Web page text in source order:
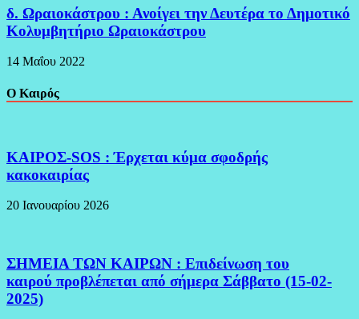
δ. Ωραιοκάστρου : Ανοίγει την Δευτέρα το Δημοτικό
Κολυμβητήριο Ωραιοκάστρου
14 Μαΐου 2022
Ο Καιρός
ΚΑΙΡΟΣ-SOS : Έρχεται κύμα σφοδρής
κακοκαιρίας
20 Ιανουαρίου 2026
ΣΗΜΕΙΑ ΤΩΝ ΚΑΙΡΩΝ : Επιδείνωση του
καιρού προβλέπεται από σήμερα Σάββατο (15-02-
2025)